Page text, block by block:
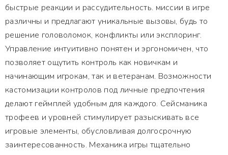
быстрые реакции и рассудительность. миссии в игре
различны и предлагают уникальные вызовы, будь то
решение головоломок, конфликты или эксплоринг.
Управление интуитивно понятен и эргономичен, что
позволяет ощутить контроль как новичкам и
начинающим игрокам, так и ветеранам. Возможности
кастомизации контролов под личные предпочтения
делают геймплей удобным для каждого. Сейсманика
трофеев и уровней стимулирует разыскивать все
игровые элементы, обусловливая долгосрочную
заинтересованность. Механика игры тщательно